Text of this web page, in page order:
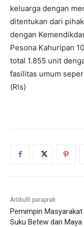
keluarga dengan
ditentukan dari
dengan
Pesona Kahuripan
total 1.855 unit
fasilitas umum
(Rls)
Artikulli paraprak
Pemimpin
Suku Betew dan Maya